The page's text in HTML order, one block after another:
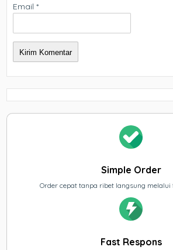
Email*
Simple Order
Order cepat tanpa ribet langsung melalui
Fast Respons